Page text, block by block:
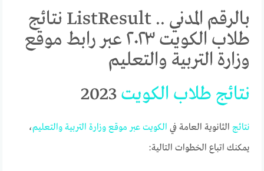
بالرقم المدني .. ListResult نتائج
طلاب الكويت ٢٠٢٣ عبر رابط موقع
وزارة التربية والتعليم
نتائج طلاب الكويت2023
نتائج الثانوية العامة في الكويت عبر موقع وزارة التربية والتعليم،
يمكنك اتباع الخطوات التالية: